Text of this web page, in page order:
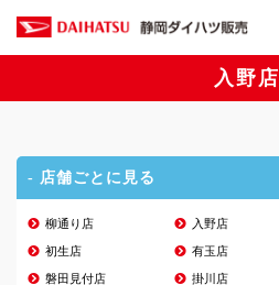
入野店
- 店舗ごとに見る
柳通り店 入野店
初生店 有玉店
磐田見付店 掛川店